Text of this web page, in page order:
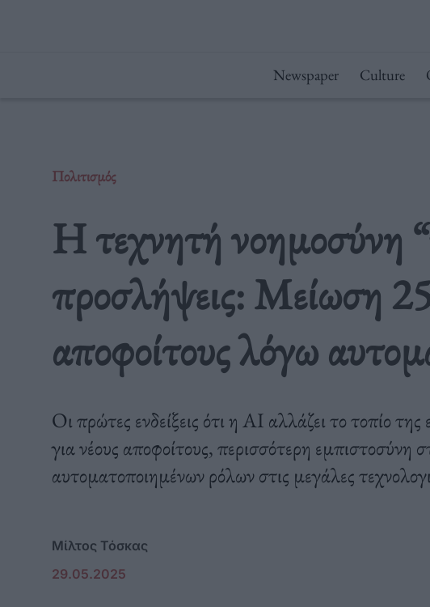
Newspaper Culture
Πολιτισμός
Η τεχνητή νοημοσύνη
προσλήψεις: Μείωση
αποφοίτους λόγω
Οι πρώτες ενδείξεις ότι η AI αλλάζει το τοπίο της
για νέους αποφοίτους, περισσότερη εμπιστοσύνη
αυτοματοποιημένων ρόλων στις μεγάλες
Μίλτος Τόσκας
29.05.2025